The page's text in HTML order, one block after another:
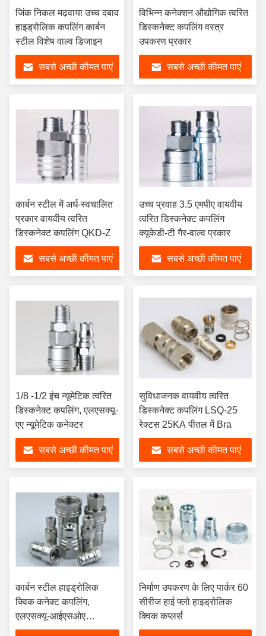
जिंक निकल मढ़वाया उच्च दबाव
हाइड्रोलिक कपलिंग कार्बन
स्टील विशेष वाल्व डिजाइन
सबसे अच्छी कीमत पाएं
विभिन्न कनेक्शन औद्योगिक त्वरित
डिस्कनेक्ट कपलिंग वस्त्र
उपकरण प्रकार
सबसे अच्छी कीमत पाएं
कार्बन स्टील में अर्ध-स्वचालित
प्रकार वायवीय त्वरित
डिस्कनेक्ट कपलिंग QKD-Z
सबसे अच्छी कीमत पाएं
उच्च प्रवाह 3.5 एमपीए वायवीय
त्वरित डिस्कनेक्ट कपलिंग
क्यूकेडी-टी गैर-वाल्व प्रकार
सबसे अच्छी कीमत पाएं
1/8 -1/2 इंच न्यूमेटिक त्वरित
डिस्कनेक्ट कपलिंग, एलएसक्यू-
एए न्यूमेटिक कनेक्टर
सबसे अच्छी कीमत पाएं
सुविधाजनक वायवीय त्वरित
डिस्कनेक्ट कपलिंग LSQ-25
रेक्टस 25KA पीतल में Bra
सबसे अच्छी कीमत पाएं
कार्बन स्टील हाइड्रोलिक
क्विक कनेक्ट कपलिंग,
एलएसक्यू-आईएसओए
हाइड्रोलिक क्विक डिस्कनेक्ट
निर्माण उपकरण के लिए पार्कर 60
सीरीज हाई फ्लो हाइड्रोलिक
क्विक कप्लर्स